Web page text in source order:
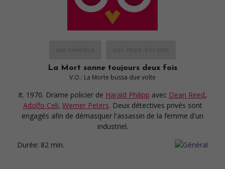
La Mort sonne toujours deux fois
V.O.: La Morte bussa due volte
It. 1970. Drame policier de Harald Philipp avec Dean Reed,
Adolfo Celi, Werner Peters. Deux détectives privés sont
engagés afin de démasquer l'assassin de la femme d'un
industriel.
Durée: 82 min.